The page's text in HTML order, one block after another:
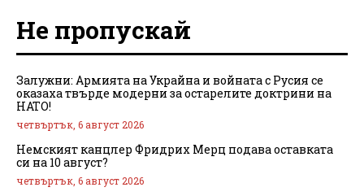
Не пропускай
Залужни: Армията на Украйна и войната с Русия се
оказаха твърде модерни за остарелите доктрини на
НАТО!
четвъртък, 6 август 2026
Немският канцлер Фридрих Мерц подава оставката
си на 10 август?
четвъртък, 6 август 2026